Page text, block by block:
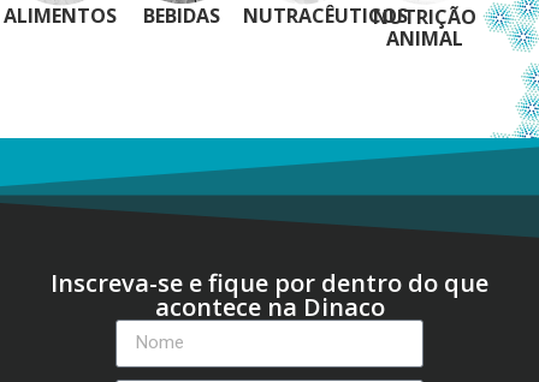
ALIMENTOS BEBIDAS NUTRACÊUTICOSNUTRIÇÃO
ANIMAL
Inscreva-se e fique por dentro do que
acontece na Dinaco